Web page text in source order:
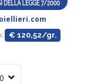
€ 120,52/gr.